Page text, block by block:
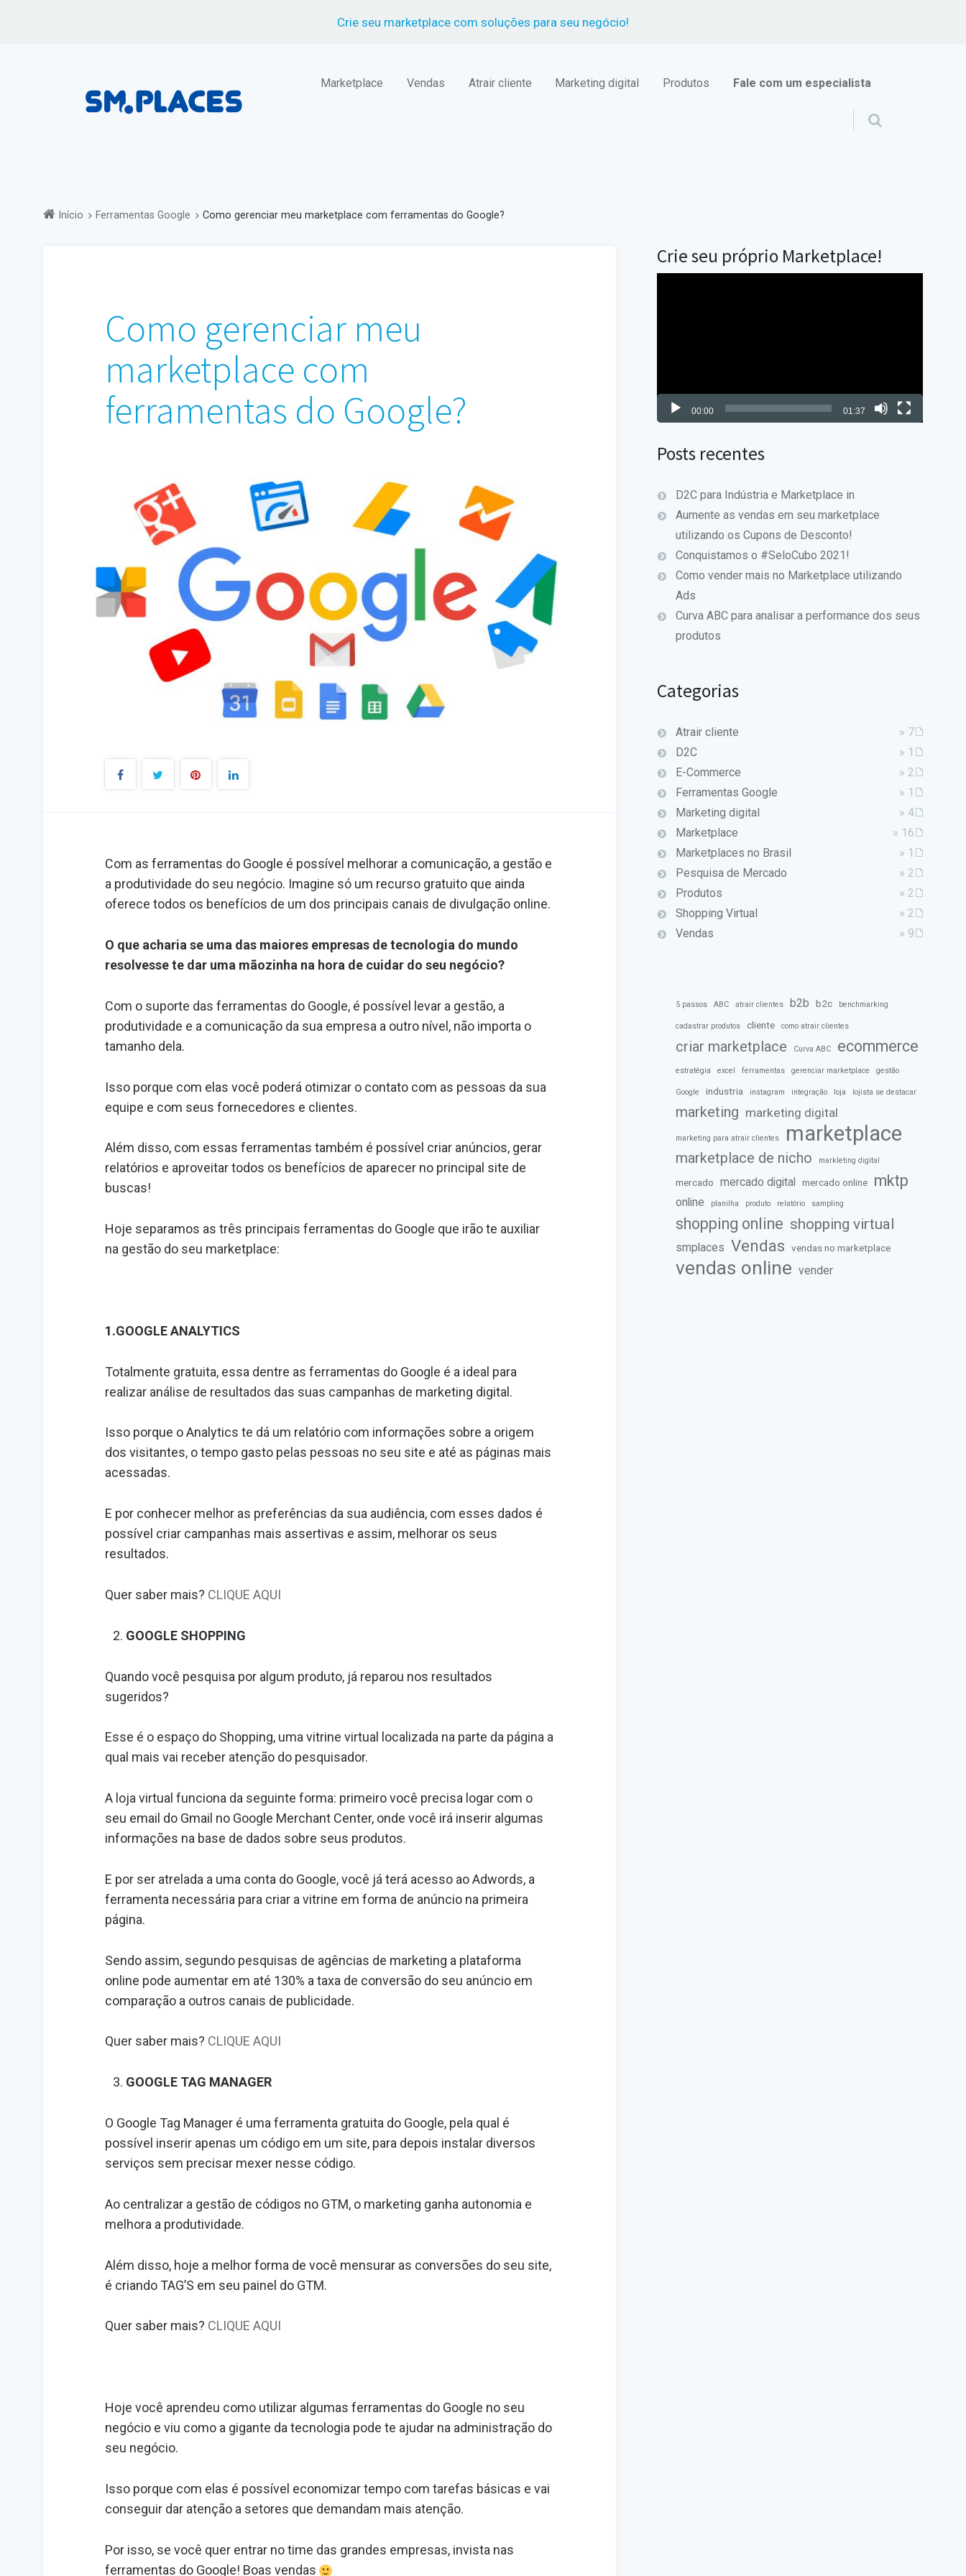
Crie seu marketplace com soluções para seu negócio!
Pular para o conteúdo
Marketplace Vendas Atrair cliente Marketing digital Produtos Fale com um especialista
Início Ferramentas Google Como gerenciar meu marketplace com ferramentas do Google?
Como gerenciar meu
marketplace com
ferramentas do Google?
Com as ferramentas do Google é possível melhorar a comunicação, a gestão e
a produtividade do seu negócio. Imagine só um recurso gratuito que ainda
oferece todos os benefícios de um dos principais canais de divulgação online.
O que acharia se uma das maiores empresas de tecnologia do mundo
resolvesse te dar uma mãozinha na hora de cuidar do seu negócio?
Com o suporte das ferramentas do Google, é possível levar a gestão, a
produtividade e a comunicação da sua empresa a outro nível, não importa o
tamanho dela.
Isso porque com elas você poderá otimizar o contato com as pessoas da sua
equipe e com seus fornecedores e clientes.
Além disso, com essas ferramentas também é possível criar anúncios, gerar
relatórios e aproveitar todos os benefícios de aparecer no principal site de
buscas!
Hoje separamos as três principais ferramentas do Google que irão te auxiliar
na gestão do seu marketplace:
1.GOOGLE ANALYTICS
Totalmente gratuita, essa dentre as ferramentas do Google é a ideal para
realizar análise de resultados das suas campanhas de marketing digital.
Isso porque o Analytics te dá um relatório com informações sobre a origem
dos visitantes, o tempo gasto pelas pessoas no seu site e até as páginas mais
acessadas.
E por conhecer melhor as preferências da sua audiência, com esses dados é
possível criar campanhas mais assertivas e assim, melhorar os seus
resultados.
Quer saber mais? CLIQUE AQUI
GOOGLE SHOPPING
Quando você pesquisa por algum produto, já reparou nos resultados
sugeridos?
Esse é o espaço do Shopping, uma vitrine virtual localizada na parte da página a
qual mais vai receber atenção do pesquisador.
A loja virtual funciona da seguinte forma: primeiro você precisa logar com o
seu email do Gmail no Google Merchant Center, onde você irá inserir algumas
informações na base de dados sobre seus produtos.
E por ser atrelada a uma conta do Google, você já terá acesso ao Adwords, a
ferramenta necessária para criar a vitrine em forma de anúncio na primeira
página.
Sendo assim, segundo pesquisas de agências de marketing a plataforma
online pode aumentar em até 130% a taxa de conversão do seu anúncio em
comparação a outros canais de publicidade.
Quer saber mais? CLIQUE AQUI
GOOGLE TAG MANAGER
O Google Tag Manager é uma ferramenta gratuita do Google, pela qual é
possível inserir apenas um código em um site, para depois instalar diversos
serviços sem precisar mexer nesse código.
Ao centralizar a gestão de códigos no GTM, o marketing ganha autonomia e
melhora a produtividade.
Além disso, hoje a melhor forma de você mensurar as conversões do seu site,
é criando TAG’S em seu painel do GTM.
Quer saber mais? CLIQUE AQUI
Hoje você aprendeu como utilizar algumas ferramentas do Google no seu
negócio e viu como a gigante da tecnologia pode te ajudar na administração do
seu negócio.
Isso porque com elas é possível economizar tempo com tarefas básicas e vai
conseguir dar atenção a setores que demandam mais atenção.
Por isso, se você quer entrar no time das grandes empresas, invista nas
ferramentas do Google! Boas vendas
Crie seu próprio Marketplace!
00:00 01:37
Posts recentes
D2C para Indústria e Marketplace in
Aumente as vendas em seu marketplace
utilizando os Cupons de Desconto!
Conquistamos o #SeloCubo 2021!
Como vender mais no Marketplace utilizando
Ads
Curva ABC para analisar a performance dos seus
produtos
Categorias
Atrair cliente
» 7
D2C
» 1
E-Commerce
» 2
Ferramentas Google
» 1
Marketing digital
» 4
Marketplace
» 16
Marketplaces no Brasil
» 1
Pesquisa de Mercado
» 2
Produtos
» 2
Shopping Virtual
» 2
Vendas
» 9
5 passos ABC atrair clientes b2b b2c benchmarking
cadastrar produtos cliente como atrair clientes
criar marketplace Curva ABC ecommerce
estratégia excel ferramentas gerenciar marketplace gestão
Google industria instagram integração loja lojista se destacar
marketing marketing digital
marketing para atrair clientes marketplace
marketplace de nicho markleting digital
mercado mercado digital mercado online mktp
online planilha produto relatório sampling
shopping online shopping virtual
smplaces Vendas vendas no marketplace
vendas online vender